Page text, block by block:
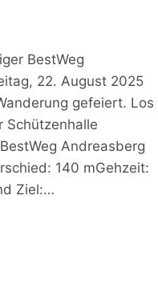
BestWeg
22. August 2025
gefeiert. Los
Schützenhalle
Andreasberg
140 mGehzeit:
Ziel:…